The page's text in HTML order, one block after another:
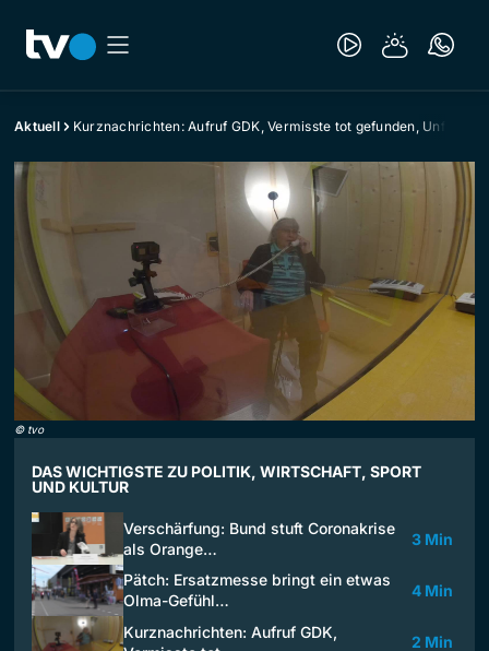
Aktuell Kurznachrichten: Aufruf GDK, Vermisste tot gefunden, Unfall
© tvo
DAS WICHTIGSTE ZU POLITIK, WIRTSCHAFT, SPORT
UND KULTUR
Verschärfung: Bund stuft Coronakrise
als Orange…
3 Min
Pätch: Ersatzmesse bringt ein etwas
Olma-Gefühl…
4 Min
Kurznachrichten: Aufruf GDK,
2 Min